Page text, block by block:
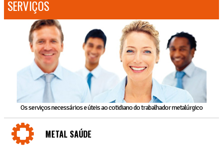
SERVIÇOS
Os serviços necessários e úteis ao cotidiano do trabalhador metalúrgico
METAL SAÚDE